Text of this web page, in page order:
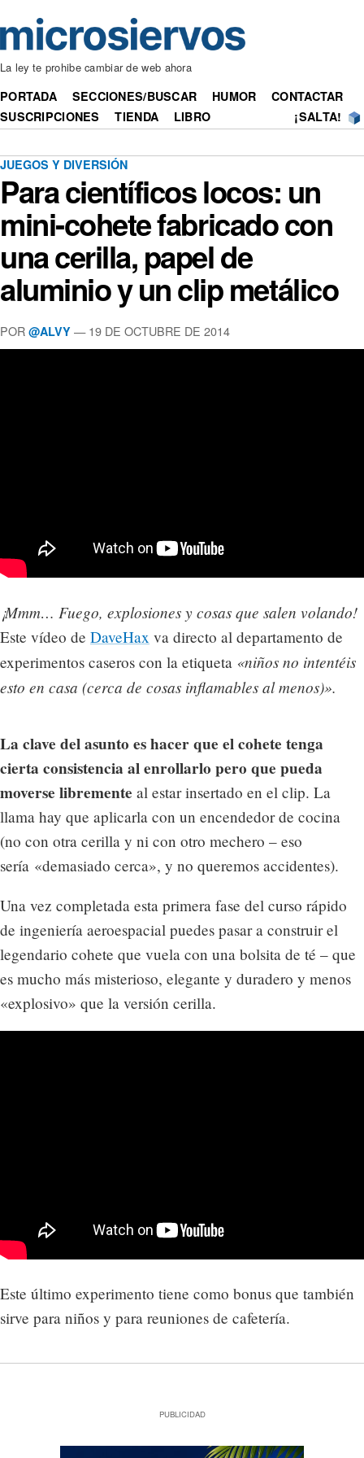
La ley te prohibe cambiar de web ahora
PORTADA SECCIONES/BUSCAR HUMOR
CONTACTAR
SUSCRIPCIONES
TIENDA LIBRO ¡SALTA!
JUEGOS Y DIVERSIÓN
Para científicos locos: un
mini-cohete fabricado con
una cerilla, papel de
aluminio y un clip metálico
POR @ALVY — 19 DE OCTUBRE DE 2014
¡Mmm… Fuego, explosiones y cosas que salen volando!
Este vídeo de DaveHax va directo al departamento de
experimentos caseros con la etiqueta «niños no intentéis
esto en casa (cerca de cosas inflamables al menos)».
La clave del asunto es hacer que el cohete tenga
cierta consistencia al enrollarlo pero que pueda
moverse libremente al estar insertado en el clip. La
llama hay que aplicarla con un encendedor de cocina
(no con otra cerilla y ni con otro mechero – eso
sería «demasiado cerca», y no queremos accidentes).
Una vez completada esta primera fase del curso rápido
de ingeniería aeroespacial puedes pasar a construir el
legendario cohete que vuela con una bolsita de té – que
es mucho más misterioso, elegante y duradero y menos
«explosivo» que la versión cerilla.
Este último experimento tiene como bonus que también
sirve para niños y para reuniones de cafetería.
PUBLICIDAD